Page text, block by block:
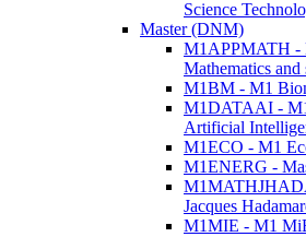
Science
Master (DNM)
M1APPMATH -
Mathematics and
M1BM - M1
M1DATAAI -
Artificial
M1ECO - M1
M1ENERG -
Jacques
M1MIE - M1